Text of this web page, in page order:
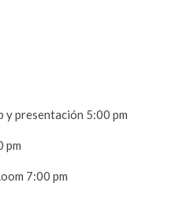
y presentación 5:00 pm
pm
7:00 pm